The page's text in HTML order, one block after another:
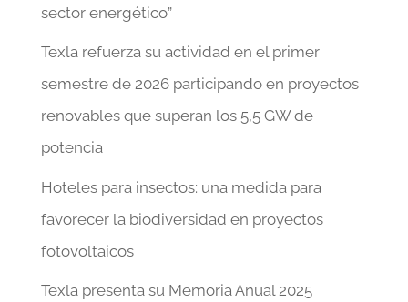
sector energético”
Texla refuerza su actividad en el primer
semestre de 2026 participando en proyectos
renovables que superan los 5,5 GW de
potencia
Hoteles para insectos: una medida para
favorecer la biodiversidad en proyectos
fotovoltaicos
Texla presenta su Memoria Anual 2025